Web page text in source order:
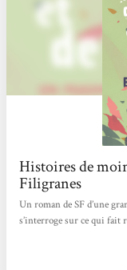
Histoires de
Filigranes
Un roman de SF d’une
s’interroge sur ce qui fait